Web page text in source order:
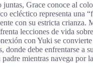
juntas, Grace conoce al
ecléctico representa una
con su estricta crianza.
lecciones de vida
con Yuki se
donde debe enfrentarse a
padre mientras navega por